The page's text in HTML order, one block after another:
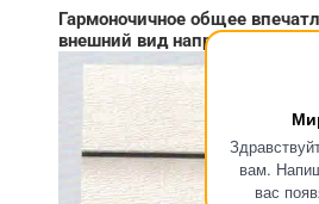
вам.
вас
Гармоночичное общее
внешний вид направлящей и